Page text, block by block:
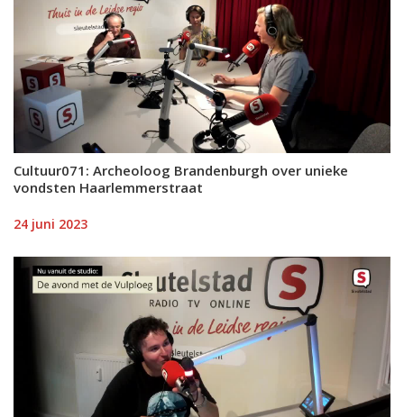
Cultuur071: Archeoloog Brandenburgh over unieke
vondsten Haarlemmerstraat
24 juni 2023